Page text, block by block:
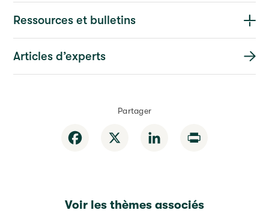
Ressources et bulletins
Articles d’experts
Partager
Facebook LinkedIn
Voir les thèmes associés